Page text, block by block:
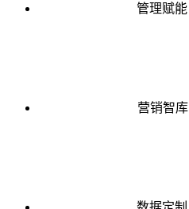
管理赋能
营销智库